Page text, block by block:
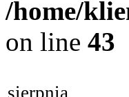
/home/
on line 43
sierpnia